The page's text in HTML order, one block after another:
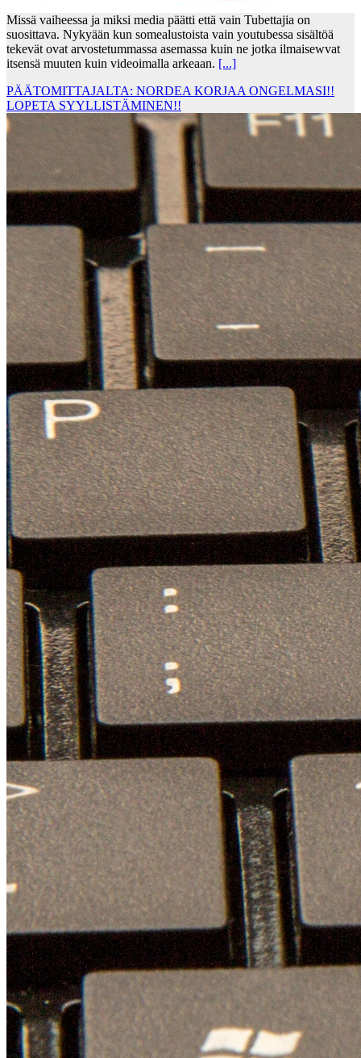
Missä vaiheessa ja miksi media päätti että vain Tubettajia on
suosittava. Nykyään kun somealustoista vain youtubessa sisältöä
tekevät ovat arvostetummassa asemassa kuin ne jotka ilmaisewvat
itsensä muuten kuin videoimalla arkeaan. [...]
PÄÄTOMITTAJALTA: NORDEA KORJAA ONGELMASI!!
LOPETA SYYLLISTÄMINEN!!